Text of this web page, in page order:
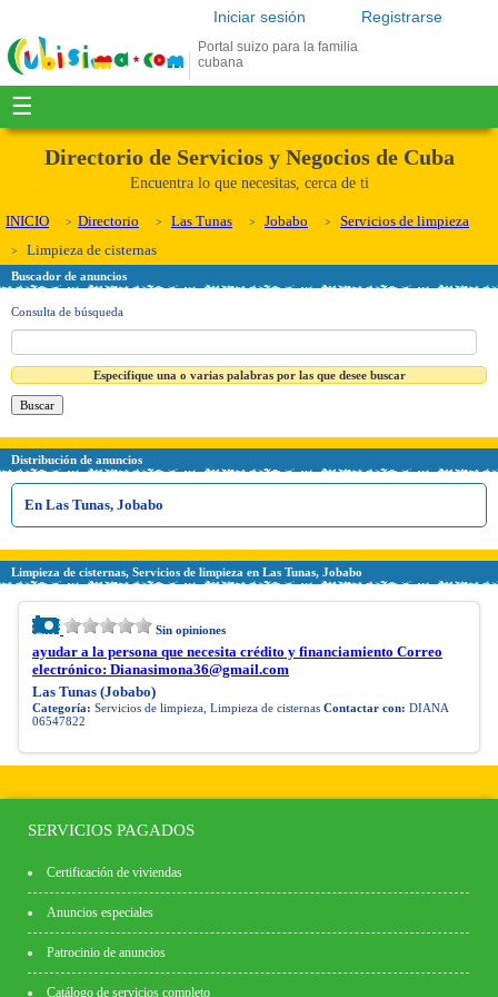
Registrarse
Iniciar sesión
Portal suizo para la familia
cubana
☰
Directorio de Servicios y Negocios de Cuba
Encuentra lo que necesitas, cerca de ti
INICIO Directorio Las Tunas Jobabo
Servicios de limpieza
Limpieza de cisternas
Buscador de anuncios
Consulta de búsqueda
Especifique una o varias palabras por las que desee buscar
Distribución de anuncios
En Las Tunas, Jobabo
Limpieza de cisternas, Servicios de limpieza en Las Tunas, Jobabo
Sin opiniones
ayudar a la persona que necesita crédito y financiamiento Correo
electrónico: Dianasimona36@gmail.com
Las Tunas (Jobabo)
Categoría: Servicios de limpieza, Limpieza de cisternas Contactar con: DIANA
06547822
SERVICIOS PAGADOS
Certificación de viviendas
Anuncios especiales
Patrocinio de anuncios
Catálogo de servicios completo